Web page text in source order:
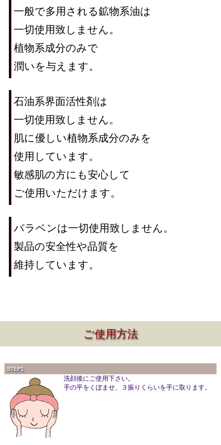
一般で多用される鉱物系油は
一切使用致しません。
植物系成分のみで
潤いを与えます。
石油系界面活性剤は
一切使用致しません。
肌に優しい植物系成分のみを
使用しています。
敏感肌の方にも安心して
ご使用いただけます。
パラベンは一切使用致しません。
製品の安全性や品質を
維持しています。
ご使用方法
STEP1
洗顔後にご使用下さい。
手の平をくぼませ、３振りくらいを手に取ります。